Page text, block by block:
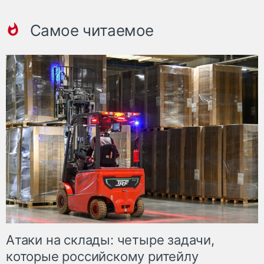
Самое читаемое
Атаки на склады: четыре задачи,
которые российскому ритейлу